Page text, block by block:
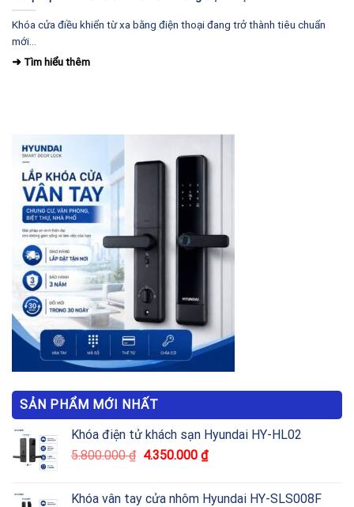
Khóa cửa điều khiển từ xa bằng điện thoại đang trở thành tiêu chuẩn
mới...
SẢN PHẨM MỚI NHẤT
Khóa điện tử khách sạn Hyundai HY-HL02
5.800.000₫ 4.350.000 ₫
Khóa vân tay cửa nhôm Hyundai HY-SLS008F